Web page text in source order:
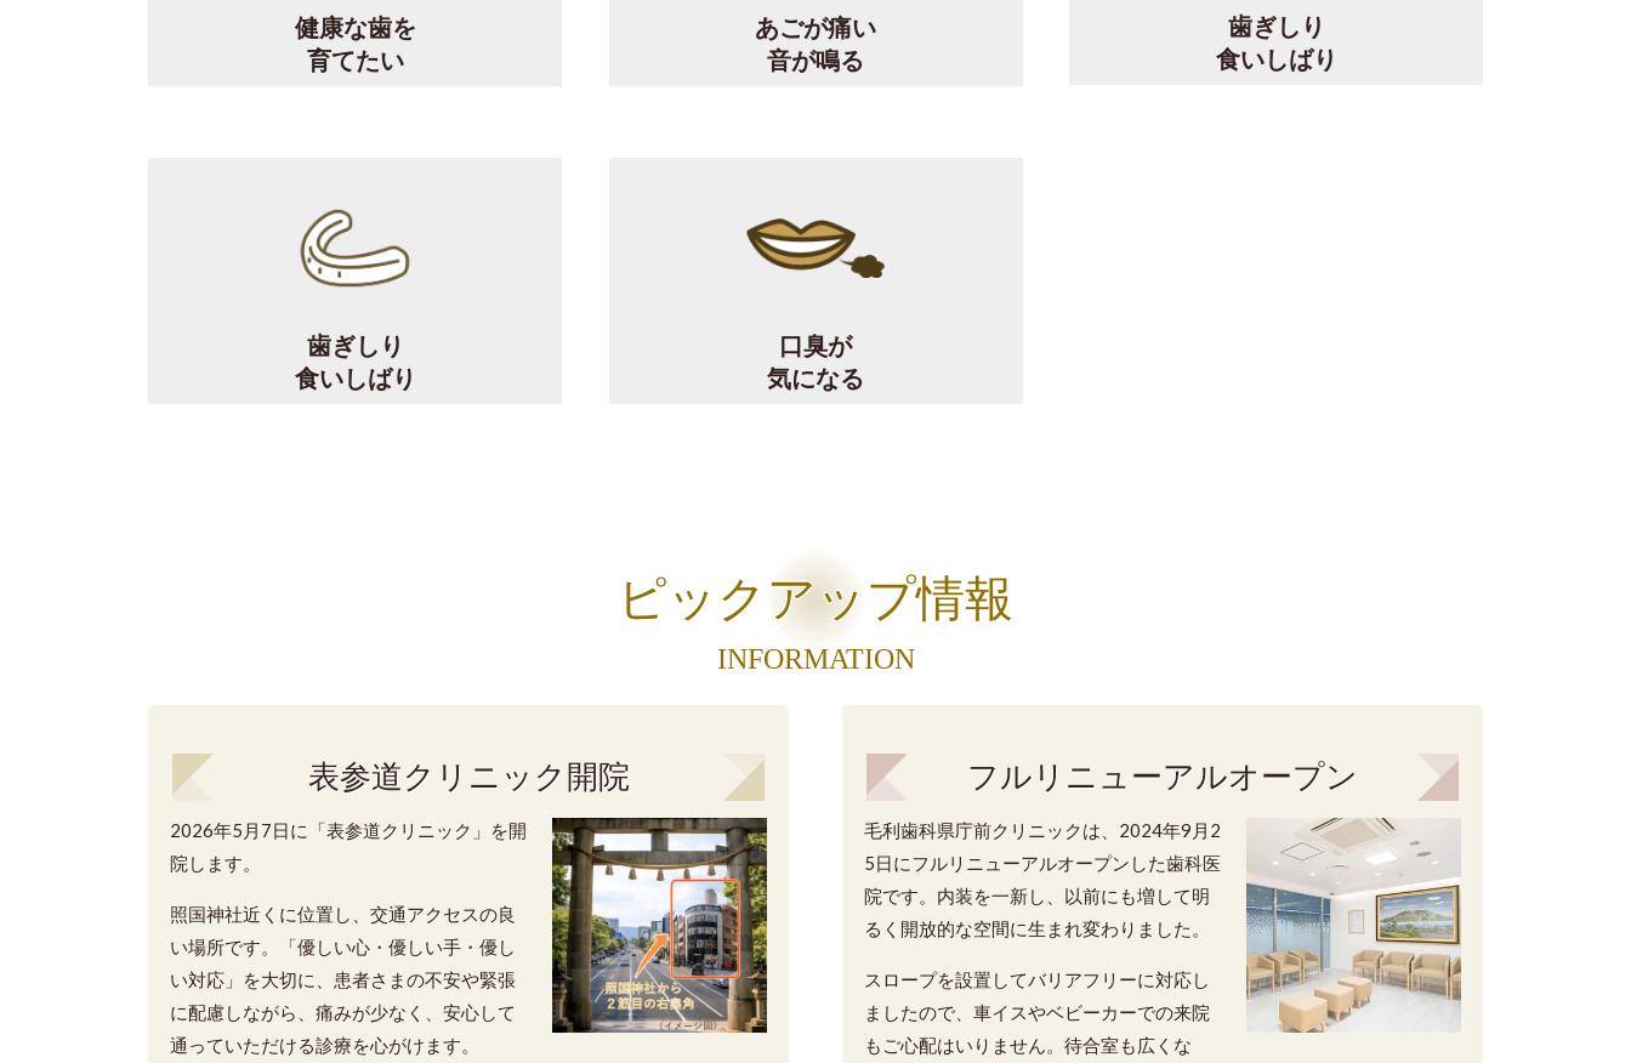
健康な歯を
育てたい
あごが痛い
音が鳴る
歯ぎしり
食いしばり
歯ぎしり
食いしばり
口臭が
気になる
ピックアップ情報
INFORMATION
表参道クリニック開院
2026年5月7日に「表参道クリニック」を開
院します。
照国神社近くに位置し、交通アクセスの良
い場所です。「優しい心・優しい手・優し
い対応」を大切に、患者さまの不安や緊張
に配慮しながら、痛みが少なく、安心して
通っていただける診療を心がけます。
フルリニューアルオープン
毛利歯科県庁前クリニックは、2024年9月2
5日にフルリニューアルオープンした歯科医
院です。内装を一新し、以前にも増して明
るく開放的な空間に生まれ変わりました。
スロープを設置してバリアフリーに対応し
ましたので、車イスやベビーカーでの来院
もご心配はいりません。待合室も広くな